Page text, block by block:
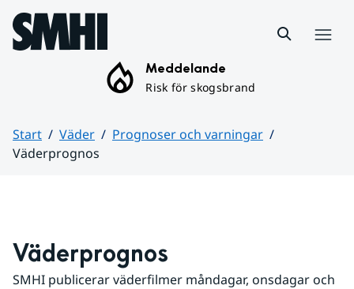
Hoppa till sidans innehåll
Meddelande
Risk för skogsbrand
Start Väder
Prognoser och varningar
Väderprognos
Väderprognos
SMHI publicerar väderfilmer måndagar, onsdagar och